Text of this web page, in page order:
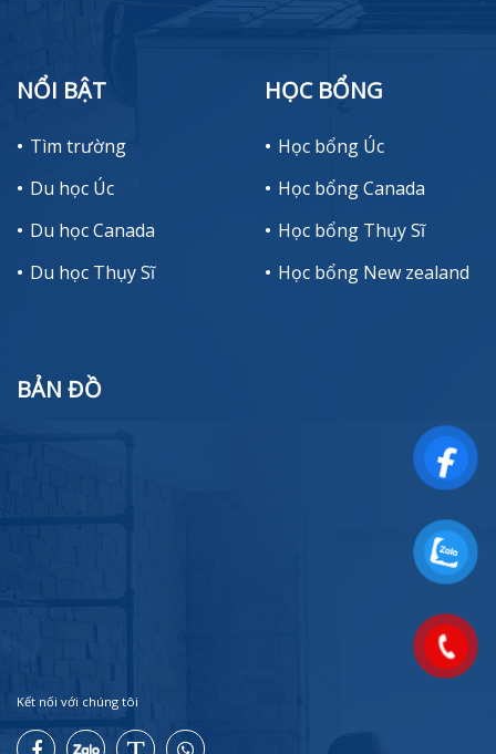
NỔI BẬT
Tìm trường
Du học Úc
Du học Canada
Du học Thụy Sĩ
HỌC BỔNG
Học bổng Úc
Học bổng Canada
Học bổng Thụy Sĩ
Học bổng New zealand
BẢN ĐỒ
Kết nối với chúng tôi